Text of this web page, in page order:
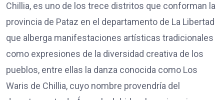
Chillia, es uno de los trece distritos que conforman la
provincia de Pataz en el departamento de La Libertad
que alberga manifestaciones artísticas tradicionales
como expresiones de la diversidad creativa de los
pueblos, entre ellas la danza conocida como Los
Waris de Chillia, cuyo nombre provendría del